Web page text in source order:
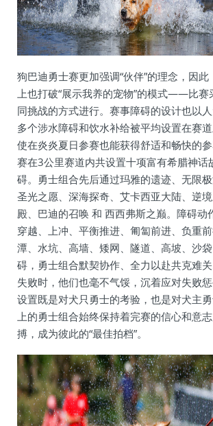
狗巴迪勇士赛更加强调“伙伴”的理念，因
上也打破“展示我养的宠物”的模式——比赛
同挑战的方式进行。赛事障碍的设计也以人
多个涉水障碍和饮水补给被平均设置在赛
使在炎炎夏日参赛也能获得舒适和畅快的
赛在3公里赛道内共设置十项富有希腊神话
碍。勇士组合先后通过玛雅的遗迹、无限极
圣光之愿、深海探奇、艾卡西亚大陆、逆
殿、巴迪的召唤 和 西西弗斯之巅。障碍动
穿越、上冲、平衡推进、匍匐前进、负重
潭、水坑、高墙、矮网、隧道、高坡、沙
碍，勇士组合默契协作、全力以赴共克难
失败时，他们也毫不气馁，沉着应对失败
设置既是对犬只勇士的考验，也是对犬主
上的勇士组合始终保持着完赛的信心和意
搏，成为彼此的“最佳拍档”。